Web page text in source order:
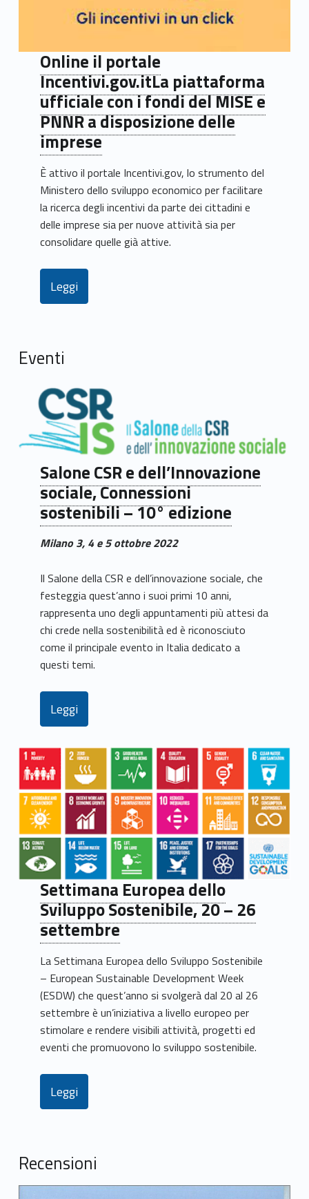
Online il portale
Incentivi.gov.itLa piattaforma
ufficiale con i fondi del MISE e
PNNR a disposizione delle
imprese
È attivo il portale Incentivi.gov, lo strumento del
Ministero dello sviluppo economico per facilitare
la ricerca degli incentivi da parte dei cittadini e
delle imprese sia per nuove attività sia per
consolidare quelle già attive.
Leggi
Eventi
Salone CSR e dell’Innovazione
sociale, Connessioni
sostenibili – 10° edizione
Milano 3, 4 e 5 ottobre 2022
Il Salone della CSR e dell’innovazione sociale, che
festeggia quest’anno i suoi primi 10 anni,
rappresenta uno degli appuntamenti più attesi da
chi crede nella sostenibilità ed è riconosciuto
come il principale evento in Italia dedicato a
questi temi.
Leggi
Settimana Europea dello
Sviluppo Sostenibile, 20 – 26
settembre
La Settimana Europea dello Sviluppo Sostenibile
– European Sustainable Development Week
(ESDW) che quest’anno si svolgerà dal 20 al 26
settembre è un’iniziativa a livello europeo per
stimolare e rendere visibili attività, progetti ed
eventi che promuovono lo sviluppo sostenibile.
Leggi
Recensioni